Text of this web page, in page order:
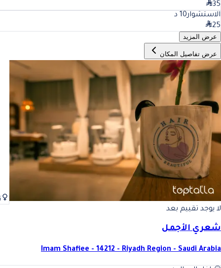
35
الاستشوار10 د
25
عرض المزيد
عرض تفاصيل المكان
لا يوجد تقييم بعد
شعري الأجمل
Imam Shafiee - 14212 - Riyadh Region - Saudi Arabia